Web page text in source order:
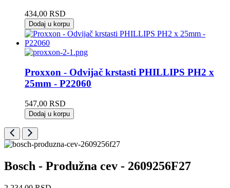
434,00 RSD
Dodaj u korpu
Proxxon - Odvijač krstasti PHILLIPS PH2 x
25mm - P22060
547,00 RSD
Dodaj u korpu
Bosch - Produžna cev - 2609256F27